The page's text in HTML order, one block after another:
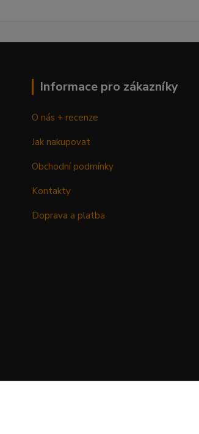
Informace pro zákazníky
O nás + recenze
Jak nakupovat
Obchodní podmínky
Kontakty
Doprava a platba